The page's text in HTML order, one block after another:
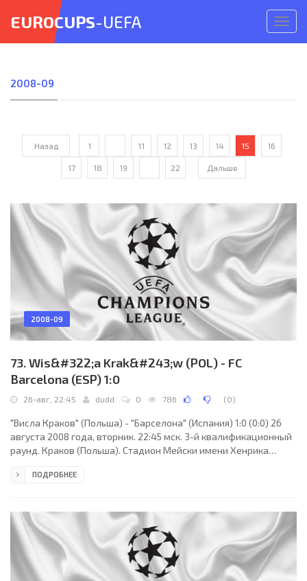
меню
EUROCUPS-UEFA
2008-09
Назад 1 11 12 13 14 15 16
17 18 19 22 Дальше
2008-09
73. Wis&#322;a Krak&#243;w (POL) - FC
Barcelona (ESP) 1:0
26-авг, 22:45 dudd 0 786 (0)
"Висла Краков" (Польша) - "Барселона" (Испания) 1:0 (0:0) 26
августа 2008 года, вторник. 22:45 мск. 3-й квалификационный
раунд. Краков (Польша). Стадион Мейски имени Хенрика
судья: Любош Михел (Свидник, Словакия). "Висла Краков":
(Патрик Малецки, 82), Томаш Йирсак, Марек Зенчук (Томаш
Давидовски, 90+1), Павел Брожек, Рафал Богуски
ПОДРОБНЕЕ